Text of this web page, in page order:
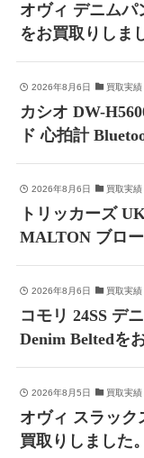
オヴィ デニムパ
をお買取りしま
2026年8月6日 買取実績
カシオ DW-
ド 心拍計
2026年8月6日 買取実績
トリッカーズ
MALTON ブロ
2026年8月6日 買取実績
コモリ 24SS デ
Denim Beltedを
2026年8月5日 買取実績
オヴィ スラック
買取りしました。